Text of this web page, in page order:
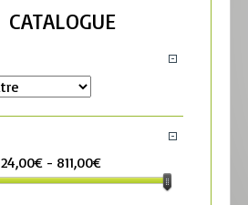
CATALOGUE
24,00€ - 811,00€